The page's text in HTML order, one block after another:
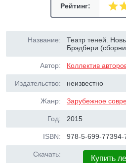
Рейтинг:
Название:
Театр теней.
Брэдбери
Автор: Коллектив
Издательство: неизвестно
Жанр: Зарубежное
Год: 2015
ISBN: 978-5-699-77394-
Скачать: Купить